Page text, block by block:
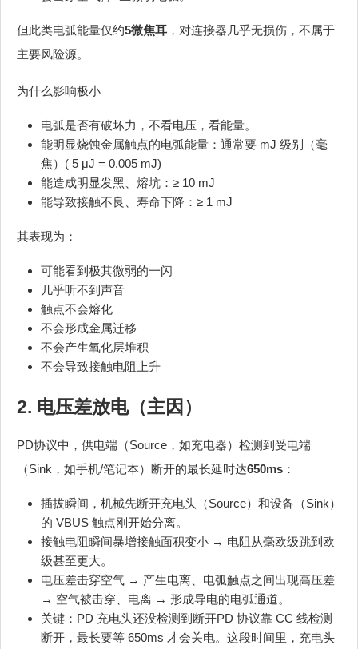
但此类电弧能量仅约5微焦耳 ，对连接器几乎无损伤，不属于
主要风险源。
为什么影响极小
电弧是否有破坏力，不看电压，看能量。
能明显烧蚀金属触点的电弧能量：通常要 mJ 级别（毫
焦）( 5 μJ = 0.005 mJ)
能造成明显发黑、熔坑：≥ 10 mJ
能导致接触不良、寿命下降：≥ 1 mJ
其表现为：
可能看到极其微弱的一闪
几乎听不到声音
触点不会熔化
不会形成金属迁移
不会产生氧化层堆积
不会导致接触电阻上升
2. 电压差放电（主因）
PD协议中，供电端（Source，如充电器）检测到受电端
（Sink，如手机/笔记本）断开的最长延时达650ms ：
插拔瞬间，机械先断开充电头（Source）和设备（Sink）
的 VBUS 触点刚开始分离。
接触电阻瞬间暴增接触面积变小 → 电阻从毫欧级跳到欧
级甚至更大。
电压差击穿空气 → 产生电离、电弧触点之间出现高压差
→ 空气被击穿、电离 → 形成导电的电弧通道。
关键：PD 充电头还没检测到断开PD 协议靠 CC 线检测
断开，最长要等 650ms 才会关电。这段时间里，充电头